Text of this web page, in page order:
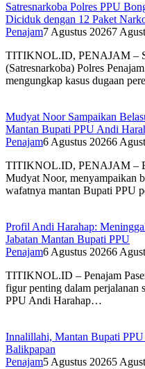
Satresnarkoba Polres PPU
Diciduk dengan 12 Paket
Penajam7 Agustus 20267
TITIKNOL.ID, PENAJAM –
(Satresnarkoba) Polres
mengungkap kasus dugaan
Mudyat Noor Sampaikan
Mantan Bupati PPU Andi
Penajam6 Agustus 20266
TITIKNOL.ID, PENAJAM –
Mudyat Noor, menyampaikan
wafatnya mantan Bupati PPU
Profil Andi Harahap:
Jabatan Mantan Bupati PPU
Penajam6 Agustus 20266
TITIKNOL.ID – Penajam
figur penting dalam perjalanan
PPU Andi Harahap…
Innalillahi, Mantan Bupati
Balikpapan
Penajam5 Agustus 20265